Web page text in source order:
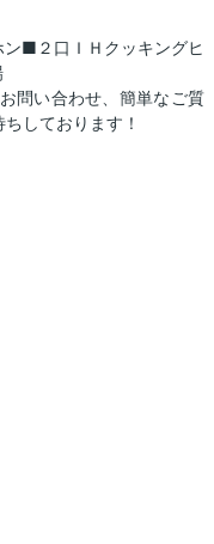
■２口ＩＨクッキングヒ
問い合わせ、簡単なご質
しております！